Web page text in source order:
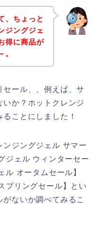
、ちょっと
ジングジェ
得に商品が
。
セール、、例えば、サ
か？ホットクレンジ
ことにしました！
ジングジェル サマー
ジェル ウィンターセー
ル オータムセール】
プリングセール】とい
ないか調べてみるこ